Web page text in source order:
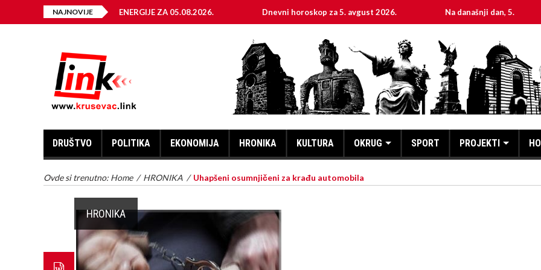
NAJNOVIJE
ELEKTRIČNE ENERGIJE ZA 05.08.2026. Dnevni horoskop za 5. avgust 2026. Na današnji dan, 5. avgust
DRUŠTVO POLITIKA EKONOMIJA HRONIKA KULTURA OKRUG SPORT PROJEKTI
Ovde si trenutno: Home / HRONIKA / Uhapšeni osumnjičeni za krađu automobila
HRONIKA